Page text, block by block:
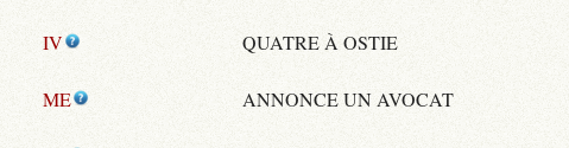
IV QUATRE À OSTIE
ME ANNONCE UN AVOCAT